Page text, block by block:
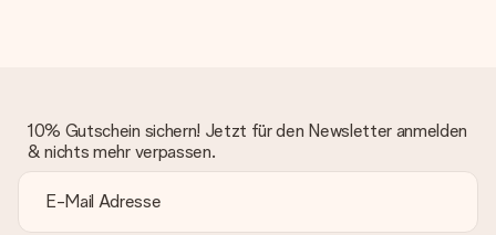
10% Gutschein sichern! Jetzt für den Newsletter anmelden
& nichts mehr verpassen.